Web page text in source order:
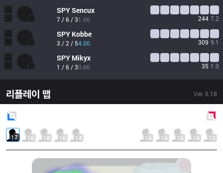
SPYSencux
7 / 6 / 31.66 244 7.2
SPY Kobbe
3 / 2 / 54.00 309 9.1
SPY Mikyx
1 / 6 / 30.66 35 1.0
리플레이 맵 Ver. 6.18
17 16 18 16 14 16 16 16 14 12